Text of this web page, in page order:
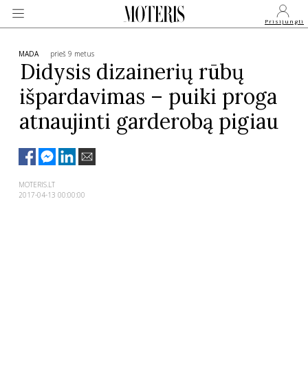
Prisijungti
VEIDAI
MONARCHIJA
MADA prieš 9 metus
Didysis dizainerių rūbų
išpardavimas – puiki proga
atnaujinti garderobą pigiau
MOTERIS.LT
2017-04-13 00:00:00